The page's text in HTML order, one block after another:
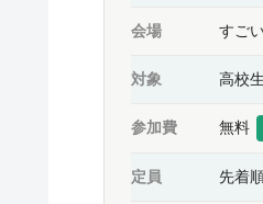
会場 すご
対象 高校
参加費 無料
定員 先着